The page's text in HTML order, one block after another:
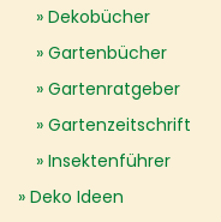
Dekobücher
Gartenbücher
Gartenratgeber
Gartenzeitschrift
Insektenführer
Deko Ideen